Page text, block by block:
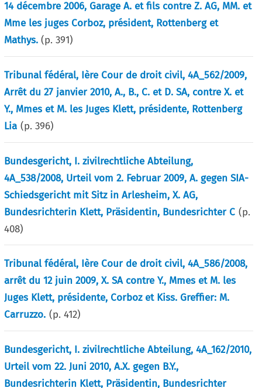
14 décembre 2006, Garage A. et fils contre Z. AG, MM. et
Mme les juges Corboz, président, Rottenberg et
Mathys.(p.391)
Tribunal fédéral, Ière Cour de droit civil, 4A_562/2009,
Arrêt du 27 janvier 2010, A., B., C. et D. SA, contre X. et
Y., Mmes et M. les Juges Klett, présidente, Rottenberg
Lia (p.396)
Bundesgericht, I. zivilrechtliche Abteilung,
4A_538/2008, Urteil vom 2. Februar 2009, A. gegen SIA-
Schiedsgericht mit Sitz in Arlesheim, X. AG,
Bundesrichterin Klett, Präsidentin, Bundesrichter C (p.
408)
Tribunal fédéral, Ière Cour de droit civil, 4A_586/2008,
arrêt du 12 juin 2009, X. SA contre Y., Mmes et M. les
Juges Klett, présidente, Corboz et Kiss. Greffier: M.
Carruzzo. (p.412)
Bundesgericht, I. zivilrechtliche Abteilung, 4A_162/2010,
Urteil vom 22. Juni 2010, A.X. gegen B.Y.,
Bundesrichterin Klett, Präsidentin, Bundesrichter